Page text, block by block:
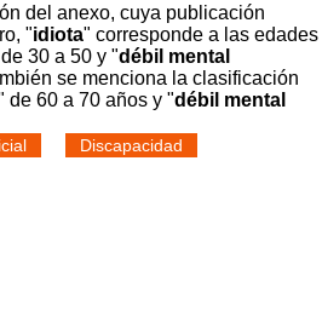
del anexo, cuya publicación
"idiota" corresponde a las edades
30 a 50 y "débil mental
se menciona la clasificación
de 60 a 70 años y "débil mental
Discapacidad